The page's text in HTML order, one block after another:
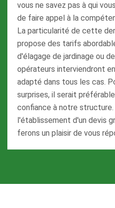
vous ne savez pas à qui
de faire appel à la
La particularité de cette
propose des tarifs
d'élagage de jardinage ou
opérateurs interviendront
adapté dans tous les cas.
surprises, il serait
confiance à notre
l'établissement d'un devis
ferons un plaisir de vous